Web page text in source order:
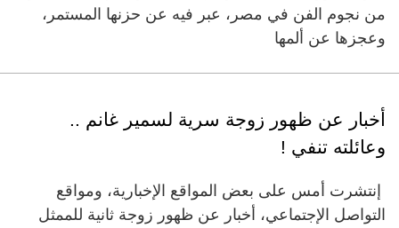
من نجوم الفن في مصر، عبر فيه عن حزنها المستمر،
وعجزها عن ألمها
أخبار عن ظهور زوجة سرية لسمير غانم ..
وعائلته تنفي !
إنتشرت أمس على بعض المواقع الإخبارية، ومواقع
التواصل الإجتماعي، أخبار عن ظهور زوجة ثانية للممثل